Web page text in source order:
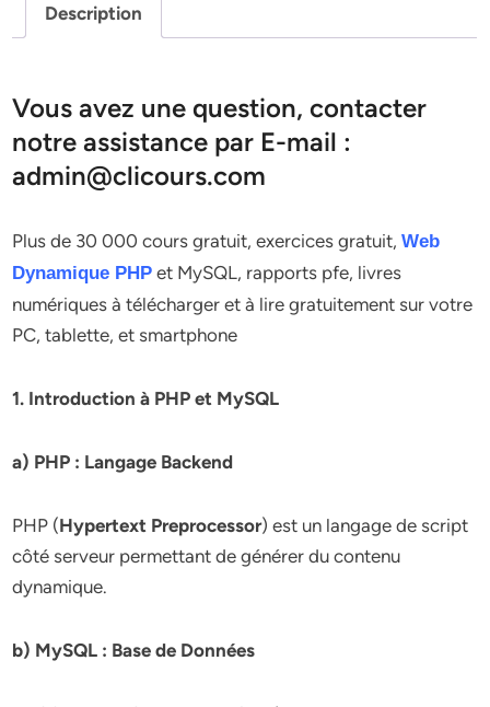
Description
Vous avez une question, contacter
notre assistance par E-mail :
admin@clicours.com
Plus de 30 000 cours gratuit, exercices gratuit,Web
Dynamique PHP et MySQL, rapports pfe, livres
numériques à télécharger et à lire gratuitement sur votre
PC, tablette, et smartphone
1. Introduction à PHP et MySQL
a) PHP : Langage Backend
PHP (Hypertext Preprocessor) est un langage de script
côté serveur permettant de générer du contenu
dynamique.
b) MySQL : Base de Données